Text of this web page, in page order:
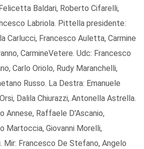
Baldari, Roberto Cifarelli,
Labriola. Pittella presidente:
Carlucci, Francesco Auletta, Carmine
CarmineVetere. Udc: Francesco
Carlo Oriolo, Rudy Maranchelli,
Russo. La Destra: Emanuele
Dalila Chiurazzi, Antonella Astrella.
Annese, Raffaele D'Ascanio,
Martoccia, Giovanni Morelli,
Mir: Francesco De Stefano, Angelo